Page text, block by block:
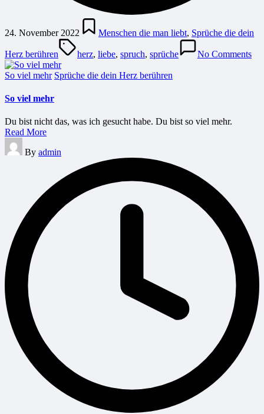
24. November 2022
Posted
in
Menschen die man liebt, Sprüche die dein
Herz berühren
Tags:
herz, liebe, spruch, sprüche No Comments
Posted
So viel mehr Sprüche die dein Herz berühren
So viel mehr
Du bist nicht das, was ich gesucht habe. Du bist so viel mehr.
Read More
Posted
by
By admin